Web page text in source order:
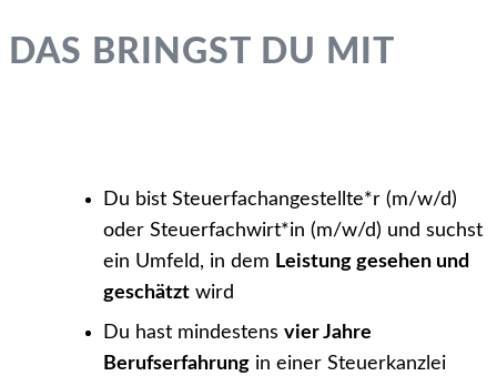
DAS BRINGST DU MIT
Du bist Steuerfachangestellte*r (m/w/d)
oder Steuerfachwirt*in (m/w/d) und suchst
ein Umfeld, in dem Leistung gesehen und
geschätzt wird
Du hast mindestens vier Jahre
Berufserfahrung in einer Steuerkanzlei